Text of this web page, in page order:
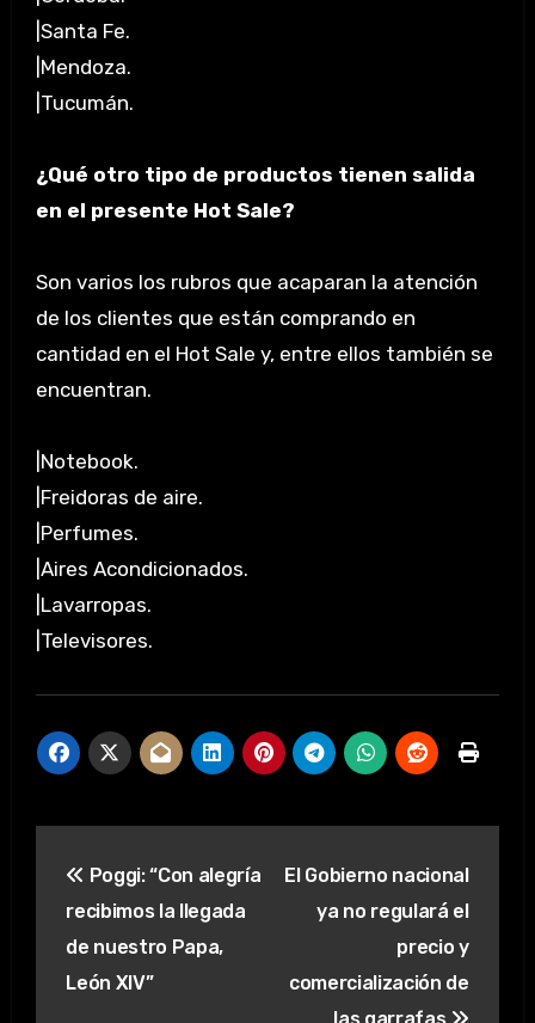
|Santa Fe.
|Mendoza.
|Tucumán.
¿Qué otro tipo de productos tienen salida
en el presente Hot Sale?
Son varios los rubros que acaparan la atención
de los clientes que están comprando en
cantidad en el Hot Sale y, entre ellos también se
encuentran.
|Notebook.
|Freidoras de aire.
|Perfumes.
|Aires Acondicionados.
|Lavarropas.
|Televisores.
de
entradas
Poggi: “Con alegría
recibimos la llegada
de nuestro Papa,
León XIV”
El Gobierno nacional
ya no regulará el
precio y
comercialización de